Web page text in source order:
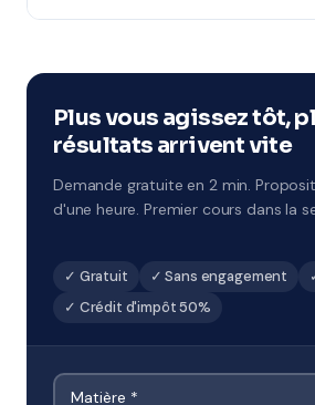
conséquence.
Plus vous agissez tôt,
résultats arrivent vite
Demande gratuite en 2 min.
d'une heure. Premier cours dans la
✓ Gratuit ✓ Sans engagement
✓ Crédit d'impôt 50%